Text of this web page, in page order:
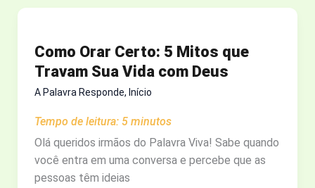
HOMEM”:
VOCÊ
SABE
PORQUÊ?
Como Orar Certo: 5 Mitos que
Travam Sua Vida com Deus
A Palavra Responde, Início
Tempo de leitura: 5 minutos
Olá queridos irmãos do Palavra Viva! Sabe quando
você entra em uma conversa e percebe que as
pessoas têm ideias